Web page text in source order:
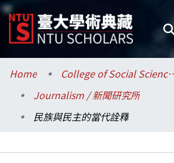
Communities & Collections
Research Outputs
Home
College of Social
Journalism / 新聞研究所
民族與民主的當代詮釋